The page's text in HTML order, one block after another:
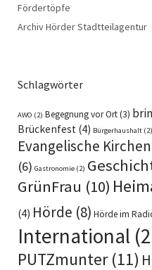
Fördertöpfe
Archiv Hörder Stadtteilagentur
Schlagwörter
AWO (2) Begegnung vor Ort(3)
Brückenfest (4) Bürgerhaushalt (2)
Evangelische
(6) Gastronomie (2)
GrünFrau (10)
(4) Hörde (8) Hörde im
International
PUTZmunter(11)